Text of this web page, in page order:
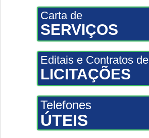
Carta de
SERVIÇOS
Editais e Contratos de
LICITAÇÕES
Telefones
ÚTEIS